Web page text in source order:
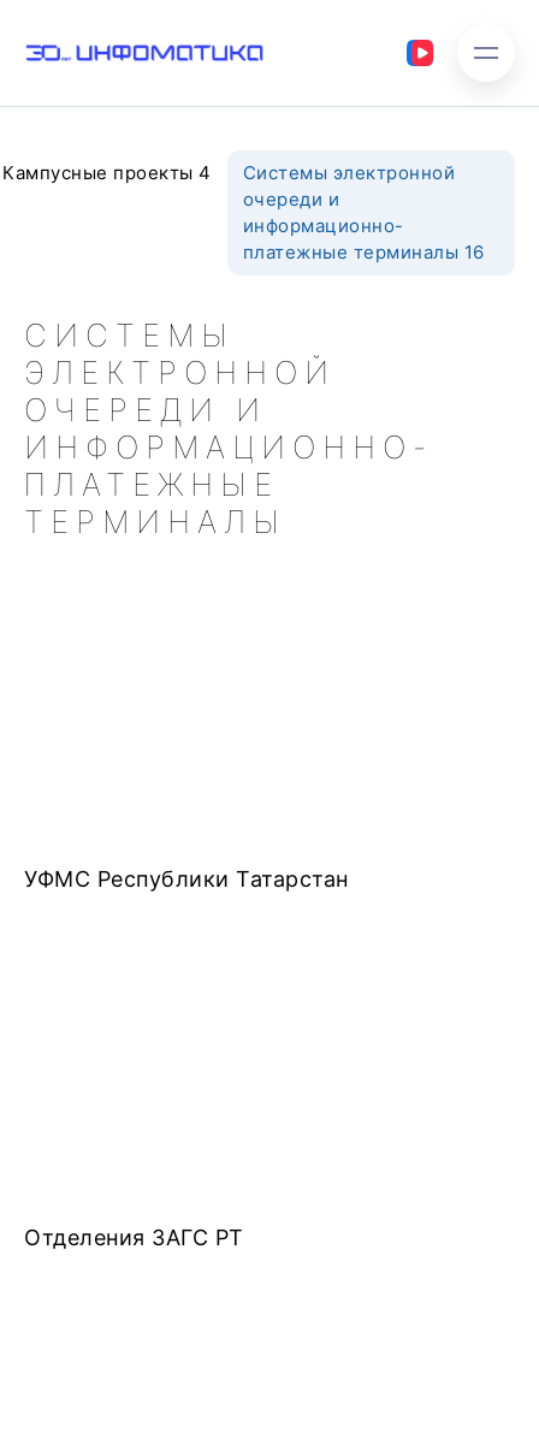
Кампусные проекты 4
Системы электронной
очереди и
информационно-
платежные терминалы 16
СИСТЕМЫ
ЭЛЕКТРОННОЙ
ОЧЕРЕДИ И
ИНФОРМАЦИОННО-
ПЛАТЕЖНЫЕ
ТЕРМИНАЛЫ
УФМС Республики Татарстан
Отделения ЗАГС РТ